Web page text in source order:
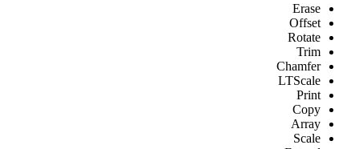
Erase
Offset
Rotate
Trim
Chamfer
LTScale
Print
Copy
Array
Scale